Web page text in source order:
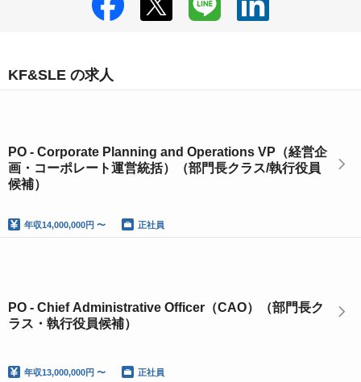
KF&SLE の求人
PO - Corporate Planning and Operations VP（経営企
画・コーポレート運営統括）（部門長クラス/執行役員
候補）
年収14,000,000円 〜 正社員
PO - Chief Administrative Officer（CAO）（部門長ク
ラス・執行役員候補）
年収13,000,000円 〜 正社員